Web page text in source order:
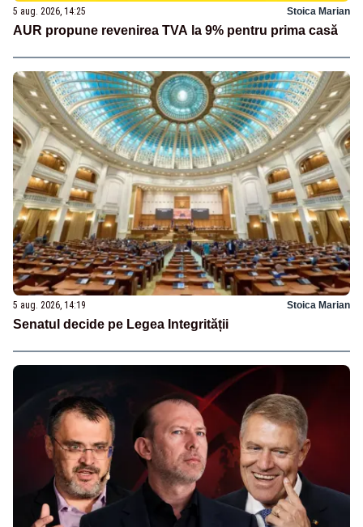
5 aug. 2026, 14:25 Stoica Marian
AUR propune revenirea TVA la 9% pentru prima casă
5 aug. 2026, 14:19 Stoica Marian
Senatul decide pe Legea Integrității